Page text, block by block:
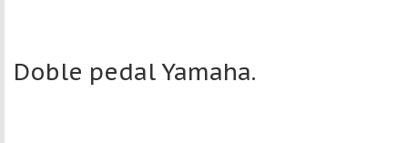
Doble pedal Yamaha.